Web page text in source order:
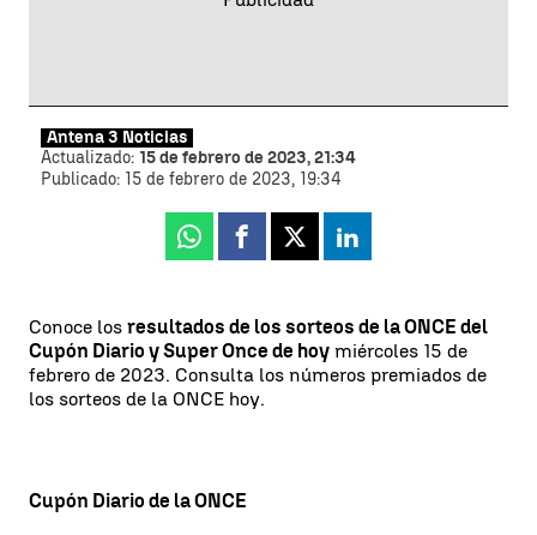
Antena 3 Noticias
Actualizado: 15 de febrero de 2023, 21:34
Publicado: 15 de febrero de 2023, 19:34
Whatsapp
Facebook
X Linkedin
Conoce los resultados de los sorteos de la ONCE del
Cupón Diario y Super Once de hoy miércoles 15 de
febrero de 2023. Consulta los números premiados de
los sorteos de la ONCE hoy.
Cupón Diario de la ONCE